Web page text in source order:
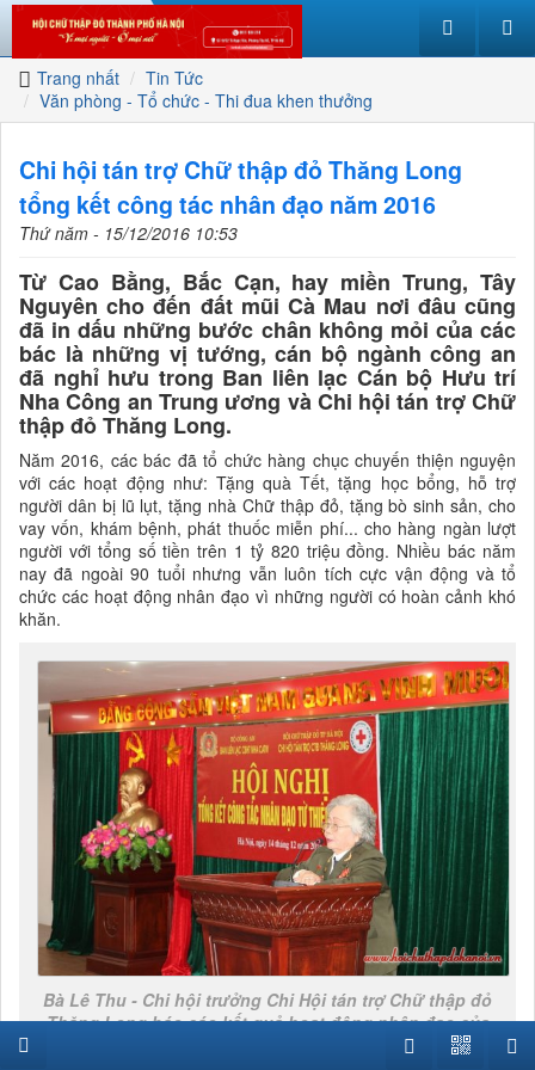
Trang nhất
Tin Tức
Văn phòng - Tổ chức - Thi đua khen thưởng
Chi hội tán trợ Chữ thập đỏ Thăng Long
tổng kết công tác nhân đạo năm 2016
Thứ năm - 15/12/2016 10:53
Từ Cao Bằng, Bắc Cạn, hay miền Trung, Tây
Nguyên cho đến đất mũi Cà Mau nơi đâu cũng
đã in dấu những bước chân không mỏi của các
bác là những vị tướng, cán bộ ngành công an
đã nghỉ hưu trong Ban liên lạc Cán bộ Hưu trí
Nha Công an Trung ương và Chi hội tán trợ Chữ
thập đỏ Thăng Long.
Năm 2016, các bác đã tổ chức hàng chục chuyến thiện nguyện
với các hoạt động như: Tặng quà Tết, tặng học bổng, hỗ trợ
người dân bị lũ lụt, tặng nhà Chữ thập đỏ, tặng bò sinh sản, cho
vay vốn, khám bệnh, phát thuốc miễn phí... cho hàng ngàn lượt
người với tổng số tiền trên 1 tỷ 820 triệu đồng. Nhiều bác năm
nay đã ngoài 90 tuổi nhưng vẫn luôn tích cực vận động và tổ
chức các hoạt động nhân đạo vì những người có hoàn cảnh khó
khăn.
Bà Lê Thu - Chi hội trưởng Chi Hội tán trợ Chữ thập đỏ
Thăng Long báo cáo kết quả hoạt động nhân đạo của